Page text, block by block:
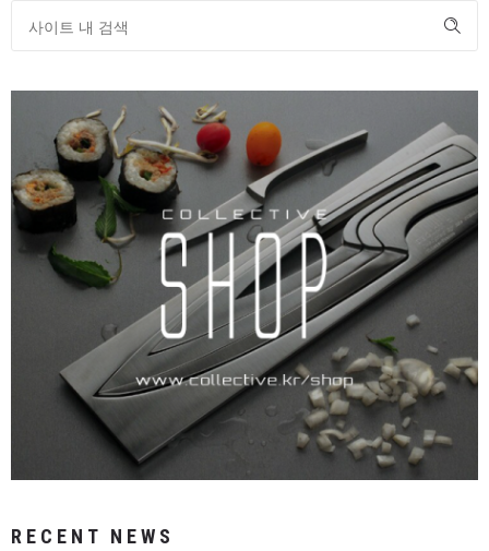
RECENT NEWS